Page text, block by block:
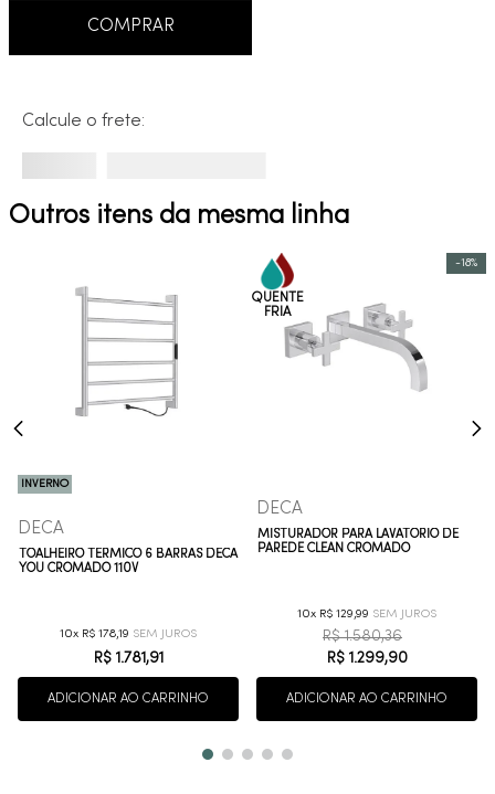
COMPRAR
Calcule o frete:
Outros itens da mesma linha
INVERNO
DECA
TOALHEIRO TÉRMICO 6 BARRAS DECA
YOU CROMADO 110V
10 R$ 178,19
R$ 1 .781 ,91
ADICIONAR AO CARRINHO
-18%
DECA
MISTURADOR PARA LAVATÓRIO DE
PAREDE CLEAN CROMADO
10 R$ 129,99
R$ 1.580,36
R$ 1 .299,90
ADICIONAR AO CARRINHO